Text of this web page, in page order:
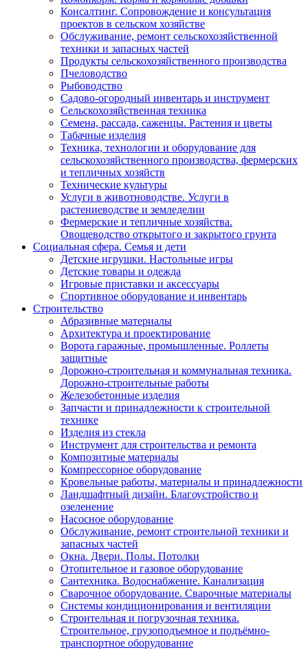
Консалтинг. Сопровождение и консультация
проектов в сельском хозяйстве
Обслуживание, ремонт сельскохозяйственной
техники и запасных частей
Продукты сельскохозяйственного производства
Пчеловодство
Рыбоводство
Садово-огородный инвентарь и инструмент
Сельскохозяйственная техника
Семена, рассада, саженцы. Растения и цветы
Табачные изделия
Техника, технологии и оборудование для
сельскохозяйственного производства, фермерских
и тепличных хозяйств
Технические культуры
Услуги в животноводстве. Услуги в
растениеводстве и земледелии
Фермерские и тепличные хозяйства.
Овощеводство открытого и закрытого грунта
Социальная сфера. Семья и дети
Детские игрушки. Настольные игры
Детские товары и одежда
Игровые приставки и аксессуары
Спортивное оборудование и инвентарь
Строительство
Абразивные материалы
Архитектура и проектирование
Ворота гаражные, промышленные. Роллеты
защитные
Дорожно-строительная и коммунальная техника.
Дорожно-строительные работы
Железобетонные изделия
Запчасти и принадлежности к строительной
технике
Изделия из стекла
Инструмент для строительства и ремонта
Композитные материалы
Компрессорное оборудование
Кровельные работы, материалы и принадлежности
Ландшафтный дизайн. Благоустройство и
озеленение
Насосное оборудование
Обслуживание, ремонт строительной техники и
запасных частей
Окна. Двери. Полы. Потолки
Отопительное и газовое оборудование
Сантехника. Водоснабжение. Канализация
Сварочное оборудование. Сварочные материалы
Сиcтемы кондиционирования и вентиляции
Строительная и погрузочная техника.
Строительное, грузоподъемное и подъёмно-
транспортное оборудование